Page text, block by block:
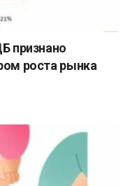
признано
роста рынка